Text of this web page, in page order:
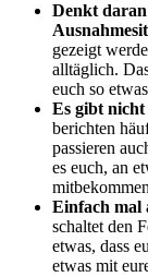
Denkt
gezeigt
alltäglich.
euch so
Es gibt nicht
berichten
passieren
es euch, an
Einfach mal
schaltet den
etwas, dass
etwas mit